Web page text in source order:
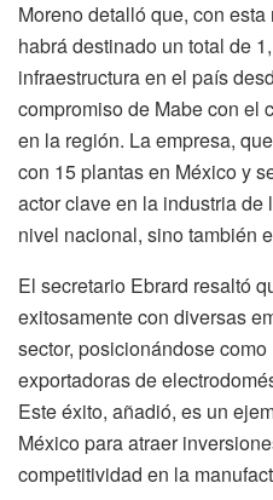
Moreno detalló que, con
habrá destinado un total de
infraestructura en el país
compromiso de Mabe con el
en la región. La empresa,
con 15 plantas en México y
actor clave en la industria
nivel nacional, sino también
El secretario Ebrard resaltó
exitosamente con diversas
sector, posicionándose
exportadoras de
Este éxito, añadió, es un
México para atraer
competitividad en la